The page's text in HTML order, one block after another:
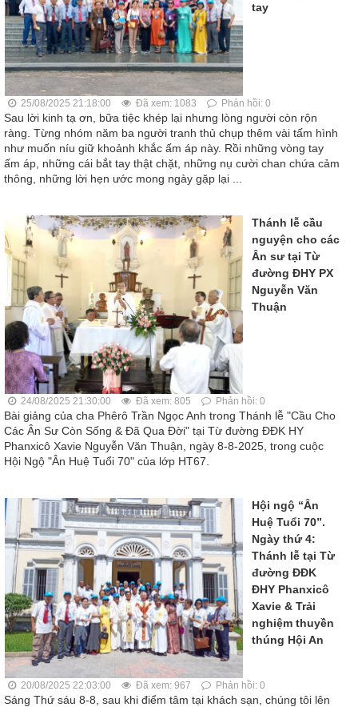
tay
25/08/2025 21:18:00 Đã xem: 1083 Phản hồi: 0
Sau lời kinh tạ ơn, bữa tiệc khép lại nhưng lòng người còn rộn
ràng. Từng nhóm năm ba người tranh thủ chụp thêm vài tấm hình
như muốn níu giữ khoảnh khắc ấm áp này. Rồi những vòng tay
ấm áp, những cái bắt tay thật chặt, những nụ cười chan chứa cảm
thông, những lời hẹn ước mong ngày gặp lại ...
Thánh lễ cầu
nguyện cho các
Ân sư tại Từ
đường ĐHY PX
Nguyễn Văn
Thuận
24/08/2025 21:30:00 Đã xem: 805 Phản hồi: 0
Bài giảng của cha Phêrô Trần Ngọc Anh trong Thánh lễ "Cầu Cho
Các Ân Sư Còn Sống & Đã Qua Đời" tại Từ đường ĐĐK HY
Phanxicô Xavie Nguyễn Văn Thuận, ngày 8-8-2025, trong cuộc
Hội Ngộ "Ân Huệ Tuổi 70" của lớp HT67.
Hội ngộ “Ân
Huệ Tuổi 70”.
Ngày thứ 4:
Thánh lễ tại Từ
đường ĐĐK
ĐHY Phanxicô
Xavie & Trải
nghiệm thuyền
thúng Hội An
20/08/2025 22:03:00 Đã xem: 967 Phản hồi: 0
Sáng Thứ sáu 8-8, sau khi điểm tâm tại khách sạn, chúng tôi lên